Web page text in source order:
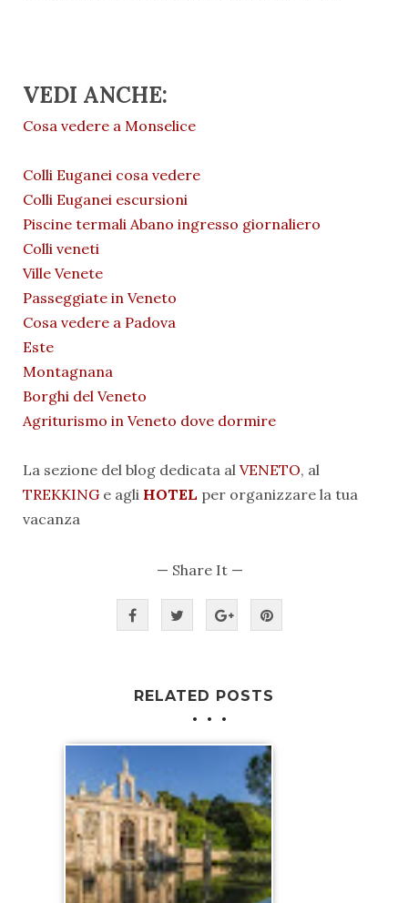
VEDI ANCHE:
Cosa vedere a Monselice
Colli Euganei cosa vedere
Colli Euganei escursioni
Piscine termali Abano ingresso giornaliero
Colli veneti
Ville Venete
Passeggiate in Veneto
Cosa vedere a Padova
Este
Montagnana
Borghi del Veneto
Agriturismo in Veneto dove dormire
La sezione del blog dedicata al VENETO, al
TREKKING e agli HOTEL per organizzare la tua
vacanza
— Share It —
RELATED POSTS